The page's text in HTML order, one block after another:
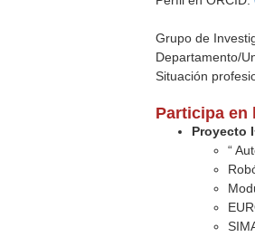
Grupo de
Departamento/
Situación
Participa en
Proyecto
“